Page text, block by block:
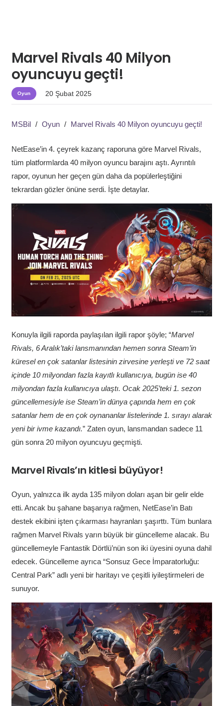
Marvel Rivals 40 Milyon
oyuncuyu geçti!
Oyun 20 Şubat 2025
MSBil / Oyun / Marvel Rivals 40 Milyon oyuncuyu geçti!
NetEase’in 4. çeyrek kazanç raporuna göre Marvel Rivals,
tüm platformlarda 40 milyon oyuncu barajını aştı. Ayrıntılı
rapor, oyunun her geçen gün daha da popülerleştiğini
tekrardan gözler önüne serdi. İşte detaylar.
Konuyla ilgili raporda paylaşılan ilgili rapor şöyle; “Marvel
Rivals, 6 Aralık’taki lansmanından hemen sonra Steam’in
küresel en çok satanlar listesinin zirvesine yerleşti ve 72 saat
içinde 10 milyondan fazla kayıtlı kullanıcıya, bugün ise 40
milyondan fazla kullanıcıya ulaştı. Ocak 2025’teki 1. sezon
güncellemesiyle ise Steam’in dünya çapında hem en çok
satanlar hem de en çok oynananlar listelerinde 1. sırayı alarak
yeni bir ivme kazandı.” Zaten oyun, lansmandan sadece 11
gün sonra 20 milyon oyuncuyu geçmişti.
Marvel Rivals’ın kitlesi büyüyor!
Oyun, yalnızca ilk ayda 135 milyon doları aşan bir gelir elde
etti. Ancak bu şahane başarıya rağmen, NetEase’in Batı
destek ekibini işten çıkarması hayranları şaşırttı. Tüm bunlara
rağmen Marvel Rivals yarın büyük bir güncelleme alacak. Bu
güncellemeyle Fantastik Dörtlü’nün son iki üyesini oyuna dahil
edecek. Güncelleme ayrıca “Sonsuz Gece İmparatorluğu:
Central Park” adlı yeni bir haritayı ve çeşitli iyileştirmeleri de
sunuyor.